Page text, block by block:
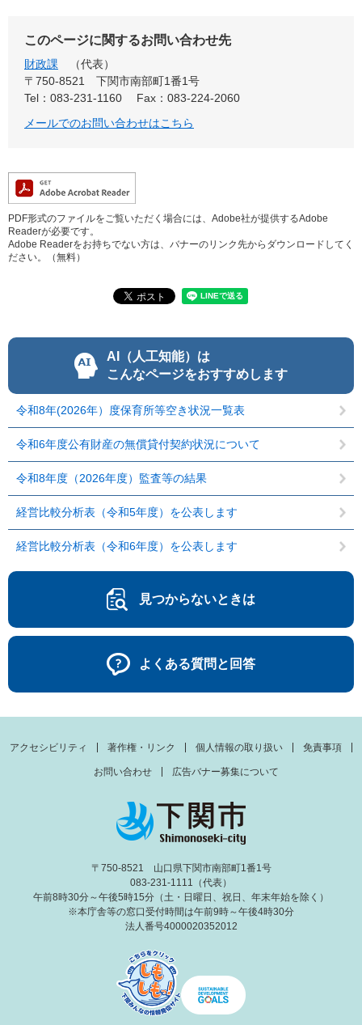
このページに関するお問い合わせ先
財政課
代表
〒750-8521
下関市南部町1番1号
Tel：083-231-1160
Fax：083-224-2060
メールでのお問い合わせはこちら
PDF形式のファイルをご覧いただく場合には、Adobe社が提供するAdobe
Readerが必要です。
Adobe Readerをお持ちでない方は、バナーのリンク先からダウンロードしてく
ださい。（無料）
AI（人工知能）は
こんなページをおすすめします
令和8年(2026年）度保育所等空き状況一覧表
令和6年度公有財産の無償貸付契約状況について
令和8年度（2026年度）監査等の結果
経営比較分析表（令和5年度）を公表します
経営比較分析表（令和6年度）を公表します
見つからないときは
よくある質問と回答
アクセシビリティ 著作権・リンク 個人情報の取り扱い 免責事項
お問い合わせ 広告バナー募集について
〒750-8521 山口県下関市南部町1番1号
083-231-1111（代表）
午前8時30分～午後5時15分（土・日曜日、祝日、年末年始を除く）
※本庁舎等の窓口受付時間は午前9時～午後4時30分
法人番号4000020352012